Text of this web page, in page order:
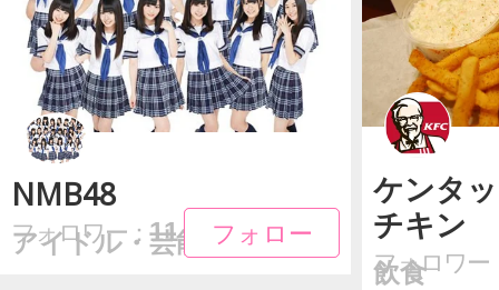
NMB48
アイドル・芸能 フォロー
フォロー
フォロワー： 11
ケンタ
チキン
飲食
フォロワー